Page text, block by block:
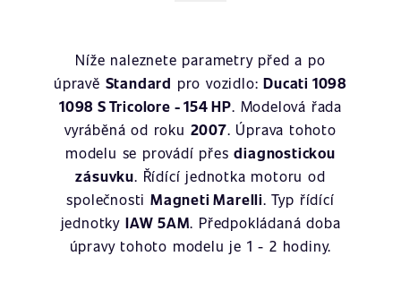
Níže naleznete parametry před a po
úpravě Standard pro vozidlo:Ducati 1098
1098 S Tricolore - 154 HP. Modelová řada
vyráběná od roku 2007. Úprava tohoto
modelu se provádí přesdiagnostickou
zásuvku. Řídící jednotka motoru od
společnosti Magneti Marelli. Typ řídící
jednotky IAW 5AM. Předpokládaná doba
úpravy tohoto modelu je 1 - 2 hodiny.